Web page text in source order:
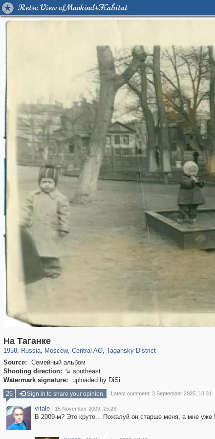
Retro View of Mankind's Habitat
На Таганке
1958, Russia
1,406,335
, Moscow
319,780 8,286
, Central AO
159,978
, Tagansky District
Source:
Семейный альбом
Shooting direction:  southeast
Watermark signature:
uploaded by DiSi
26 Sign in to share your opinion Latest comment: 3 September 2025, 13:31
vitale · 15 November 2009, 15:23
В 2009-м? Это круто... Пожалуй он старше меня, а мне уже